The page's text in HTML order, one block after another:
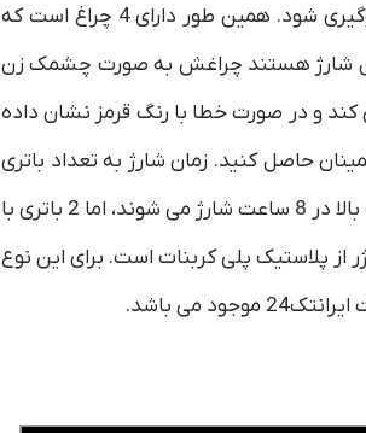
شدند به طور خودکار خاموش می شود که از بالا رفتن حرارت آن جلوگیری شود. همین طور دارای 4 چراغ است که
شارژ هستند چراغش به صورت چشمک زن
و در صورت خطا با رنگ قرمز نشان داده
حاصل کنید. زمان شارژ به تعداد باتری
ها و ظرفیت انرژی آنها بستگی دارد. به عنوان مثال، 4 باتری با ظرفیت بالا در 8 ساعت شارژ می شوند، اما 2 باتری با
شارژر از پلاستیک پلی کربنات است. برای این نوع